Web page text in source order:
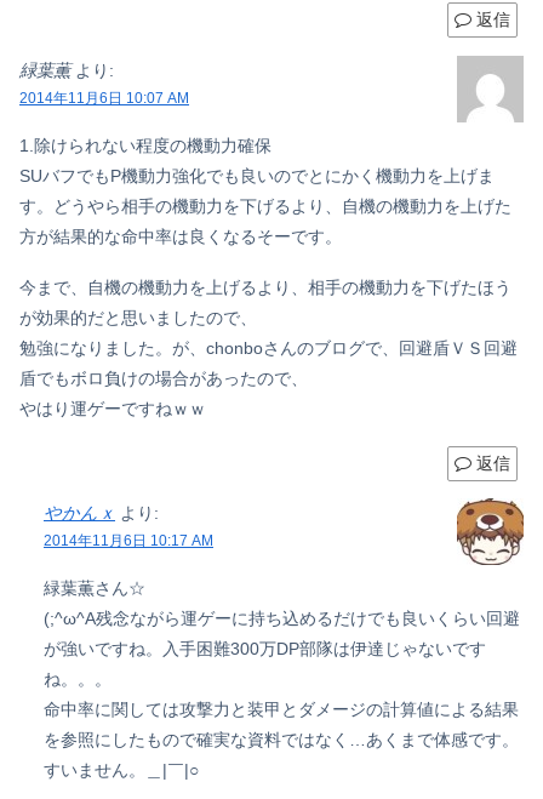
返信
緑葉薫 より:
2014年11月6日 10:07 AM
1.除けられない程度の機動力確保
SUバフでもP機動力強化でも良いのでとにかく機動力を上げま
す。どうやら相手の機動力を下げるより、自機の機動力を上げた
方が結果的な命中率は良くなるそーです。
今まで、自機の機動力を上げるより、相手の機動力を下げたほう
が効果的だと思いましたので、
勉強になりました。が、chonboさんのブログで、回避盾ＶＳ回避
盾でもボロ負けの場合があったので、
やはり運ゲーですねｗｗ
返信
やかんｘ より:
2014年11月6日 10:17 AM
緑葉薫さん☆
(;^ω^A残念ながら運ゲーに持ち込めるだけでも良いくらい回避
が強いですね。入手困難300万DP部隊は伊達じゃないです
ね。。。
命中率に関しては攻撃力と装甲とダメージの計算値による結果
を参照にしたもので確実な資料ではなく…あくまで体感です。
すいません。＿|￣|○